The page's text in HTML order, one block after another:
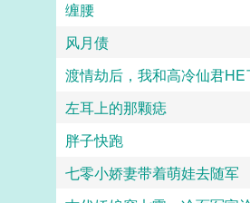
缠腰
风月债
渡情劫后，我和高冷仙君HE
左耳上的那颗痣
胖子快跑
七零小娇妻带着萌娃去随军